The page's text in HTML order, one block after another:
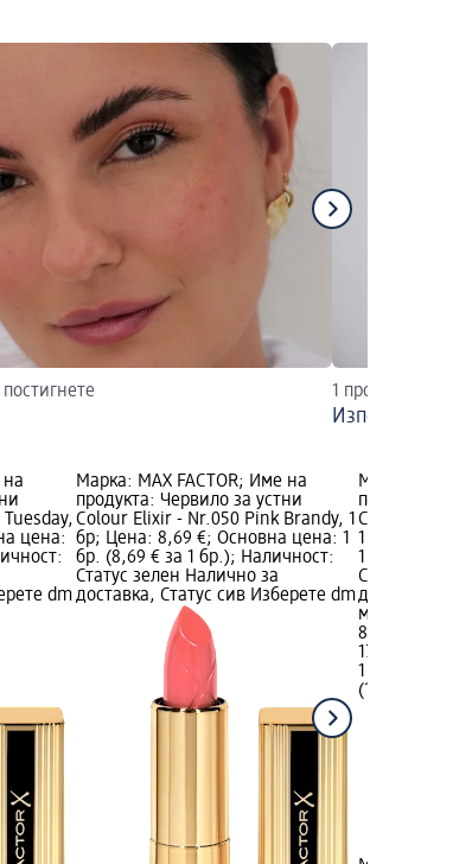
1 продукт, 3
на
цена:
dm
Марка: MAX FACTOR; Име на
продукта: Червило за устни
Colour Elixir - Nr.050 Pink Brandy, 1
бр; Цена: 8,69 €; Основна цена: 1
бр. (8,69 € за 1 бр.); Наличност:
Статус зелен Налично за
доставка, Статус сив Изберете dm
Марка:
продукта:
Colour
1 бр; Цена:
1 бр. (8,69
Статус
доставка,
магазин
8,69 €
17,00 лв.
1 бр. (8,69
(17,00 лв.